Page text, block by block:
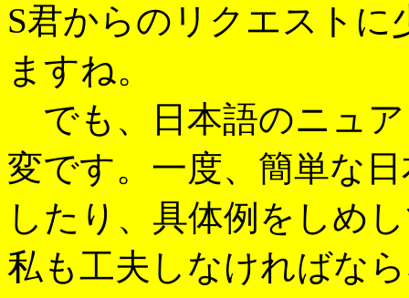
S君からのリクエスト
ますね。
でも、日本語のニュ
変です。一度、簡単な
したり、具体例をしめ
私も工夫しなければな